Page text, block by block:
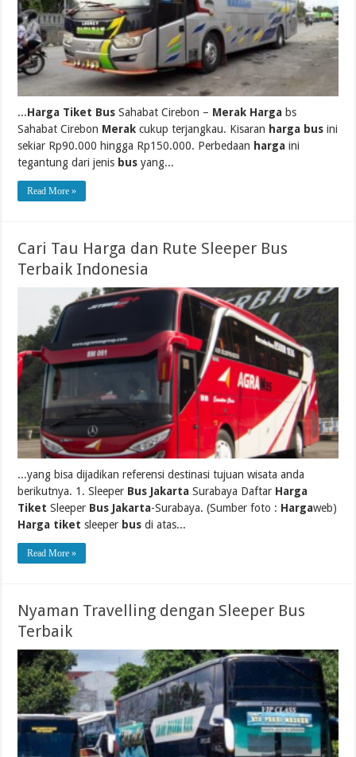
...Harga Tiket Bus Sahabat Cirebon – Merak Harga bs
Sahabat Cirebon Merak cukup terjangkau. Kisaran harga bus ini
sekiar Rp90.000 hingga Rp150.000. Perbedaan harga ini
tegantung dari jenis bus yang...
Read More »
Cari Tau Harga dan Rute Sleeper Bus
Terbaik Indonesia
...yang bisa dijadikan referensi destinasi tujuan wisata anda
berikutnya. 1. Sleeper Bus Jakarta Surabaya Daftar Harga
Tiket Sleeper Bus Jakarta-Surabaya. (Sumber foto : Hargaweb)
Harga tiket sleeper bus di atas...
Read More »
Nyaman Travelling dengan Sleeper Bus
Terbaik